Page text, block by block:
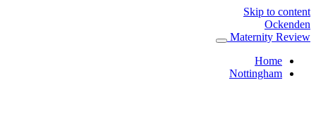
Skip to content
Ockenden
Maternity Review
Home
Nottingham